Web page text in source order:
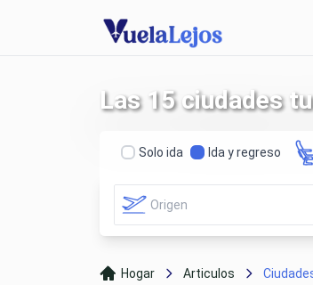
Las 15 ciudades
Solo ida Ida y regreso
Hogar Articulos